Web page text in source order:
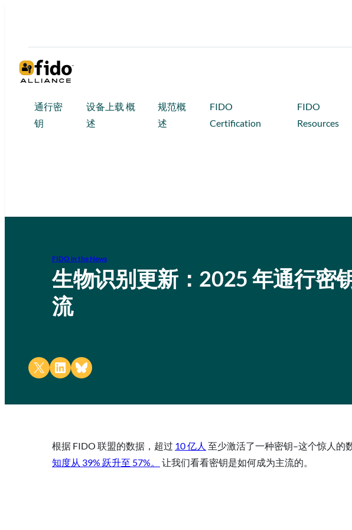
通行密
钥
设备上载 概
述
规范概
述
FIDO
Certification
FIDO
Resources
FIDO in the News
生物识别更新：2025 年通行密
流
Share on X Share on LinkedIn
Share on Bluesky
根据 FIDO 联盟的数据，超过 10 亿人 至少激活了一种密钥–这个惊人的
知度从 39% 跃升至 57%。
让我们看看密钥是如何成为主流的。